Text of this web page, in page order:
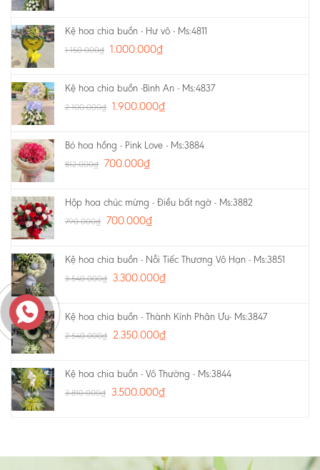
Kệ hoa chia buồn - Hư vô - Ms:4811
1.150.000₫ 1.000.000₫
Kệ hoa chia buồn -Bình An - Ms:4837
2.100.000₫ 1.900.000₫
Bó hoa hồng - Pink Love - Ms:3884
812.000₫ 700.000₫
Hộp hoa chúc mừng - Điều bất ngờ - Ms:3882
790.000₫ 700.000₫
Kệ hoa chia buồn - Nỗi Tiếc Thương Vô Hạn - Ms:3851
3.540.000₫ 3.300.000₫
Kệ hoa chia buồn - Thành Kính Phân Ưu- Ms:3847
2.540.000₫ 2.350.000₫
Kệ hoa chia buồn - Vô Thường - Ms:3844
3.810.000₫ 3.500.000₫